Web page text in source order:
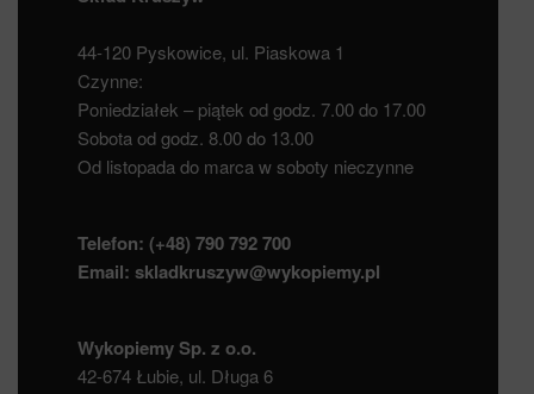
44-120 Pyskowice, ul. Piaskowa 1
Czynne:
Poniedziałek – piątek od godz. 7.00 do 17.00
Sobota od godz. 8.00 do 13.00
Od listopada do marca w soboty nieczynne
Telefon: (+48) 790 792 700
Email: skladkruszyw@wykopiemy.pl
Wykopiemy Sp. z o.o.
42-674 Łubie, ul. Długa 6